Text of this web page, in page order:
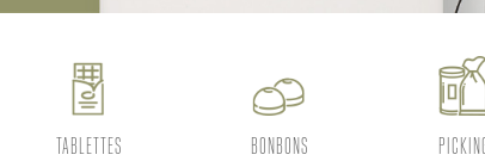
TABLETTES BONBONS